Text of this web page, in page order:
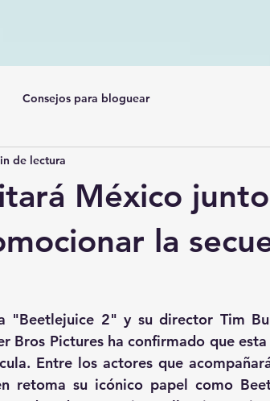
Consejos para bloguear
México
la
de lectura
"Beetlejuice 2" y su director Tim
Bros Pictures ha confirmado que
Entre los actores que
retoma su icónico papel como